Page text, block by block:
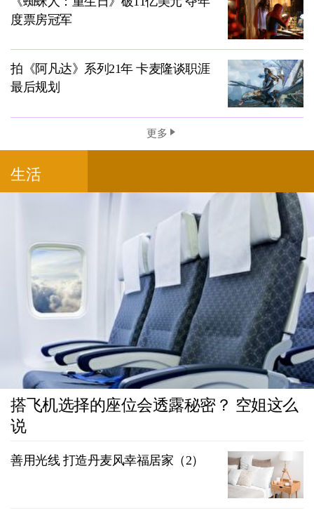
度票房冠军
拍《阿凡达》系列21年 卡麦隆谈职涯
最后规划
更多
生活
搭飞机选择的座位会透露秘密？ 空姐这么
说
善用光线 打造丹麦风幸福居家（2）